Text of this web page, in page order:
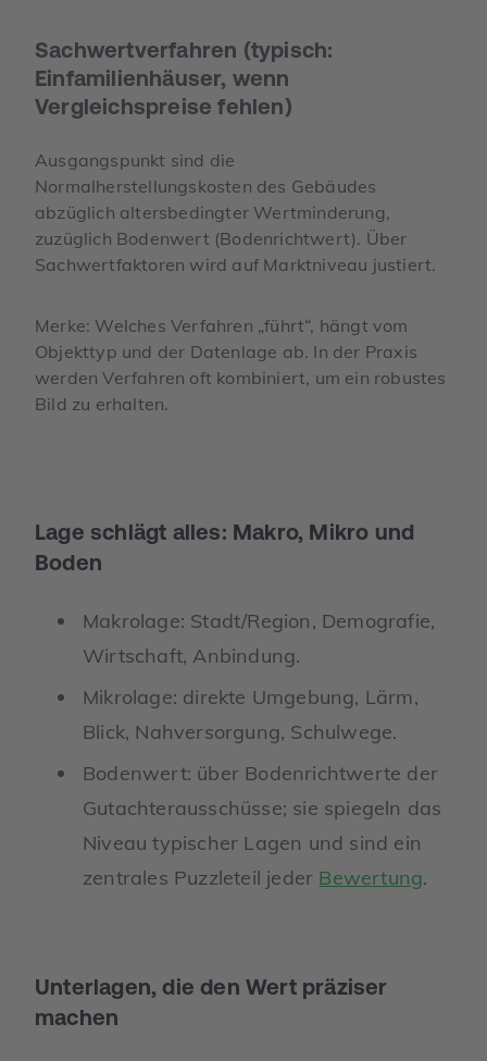
Sachwertverfahren (typisch:
Einfamilienhäuser, wenn
Vergleichspreise fehlen)
Ausgangspunkt sind die
Normalherstellungskosten des Gebäudes
abzüglich altersbedingter Wertminderung,
zuzüglich Bodenwert (Bodenrichtwert). Über
Sachwertfaktoren wird auf Marktniveau justiert.
Merke: Welches Verfahren „führt“, hängt vom
Objekttyp und der Datenlage ab. In der Praxis
werden Verfahren oft kombiniert, um ein robustes
Bild zu erhalten.
Lage schlägt alles: Makro, Mikro und
Boden
Makrolage: Stadt/Region, Demografie,
Wirtschaft, Anbindung.
Mikrolage: direkte Umgebung, Lärm,
Blick, Nahversorgung, Schulwege.
Bodenwert: über Bodenrichtwerte der
Gutachterausschüsse; sie spiegeln das
Niveau typischer Lagen und sind ein
zentrales Puzzleteil jeder Bewertung.
Unterlagen, die den Wert präziser
machen